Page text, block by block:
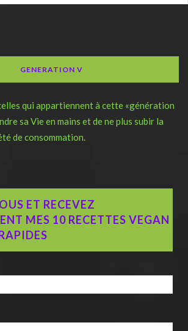
GENERATION V
qui appartiennent à cette «génération
sa Vie en mains et de ne plus subir la
de consommation.
ET RECEVEZ
MES 10 RECETTES VEGAN